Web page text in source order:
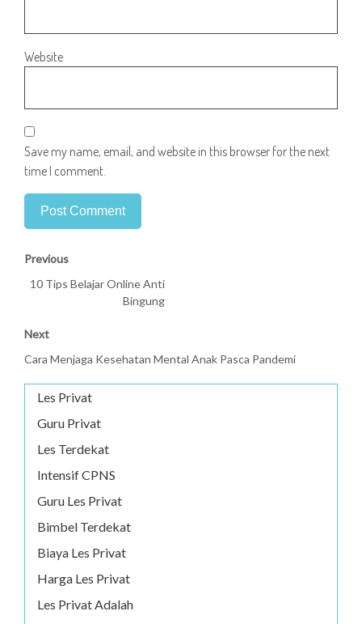
Website
Save my name, email, and website in this browser for the next
time I comment.
Previous
10 Tips Belajar Online Anti
Bingung
Next
Cara Menjaga Kesehatan Mental Anak Pasca Pandemi
Les Privat
Guru Privat
Les Terdekat
Intensif CPNS
Guru Les Privat
Bimbel Terdekat
Biaya Les Privat
Harga Les Privat
Les Privat Adalah